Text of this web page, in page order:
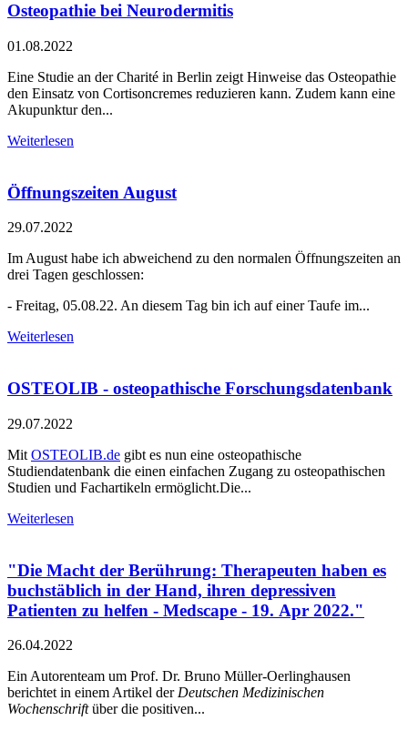
Osteopathie bei Neurodermitis
01.08.2022
Eine Studie an der Charité in Berlin zeigt Hinweise das Osteopathie
den Einsatz von Cortisoncremes reduzieren kann. Zudem kann eine
Akupunktur den...
Weiterlesen
Öffnungszeiten August
29.07.2022
Im August habe ich abweichend zu den normalen Öffnungszeiten an
drei Tagen geschlossen:
- Freitag, 05.08.22. An diesem Tag bin ich auf einer Taufe im...
Weiterlesen
OSTEOLIB - osteopathische Forschungsdatenbank
29.07.2022
Mit OSTEOLIB.de gibt es nun eine osteopathische
Studiendatenbank die einen einfachen Zugang zu osteopathischen
Studien und Fachartikeln ermöglicht.Die...
Weiterlesen
"Die Macht der Berührung: Therapeuten haben es
buchstäblich in der Hand, ihren depressiven
Patienten zu helfen - Medscape - 19. Apr 2022."
26.04.2022
Ein Autorenteam um Prof. Dr. Bruno Müller-Oerlinghausen
berichtet in einem Artikel der Deutschen Medizinischen
Wochenschriftüber die positiven...